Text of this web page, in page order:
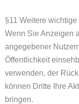
§11 Weitere
Wenn Sie Anzeigen
angegebener
Öffentlichkeit
verwenden, der
können Dritte Ihre
bringen.